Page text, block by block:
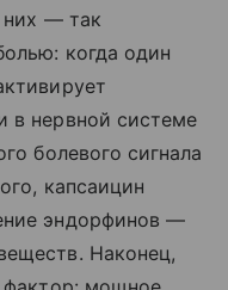
них — так
когда один
в нервной системе
болевого сигнала
капсаицин
эндорфинов —
Наконец,